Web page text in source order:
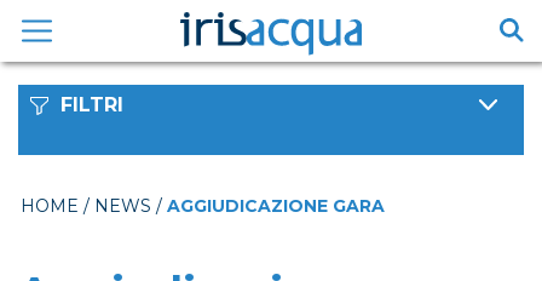
contenuto
FILTRI
HOME / NEWS / AGGIUDICAZIONE GARA